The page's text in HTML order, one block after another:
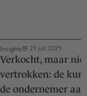
Insights 25 juli 2025
Verkocht, maar
vertrokken: de
de ondernemer